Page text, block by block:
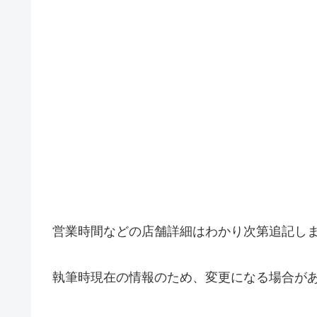
営業時間などの店舗詳細はわかり次第追記しま
執筆時現在の情報のため、変更になる場合が